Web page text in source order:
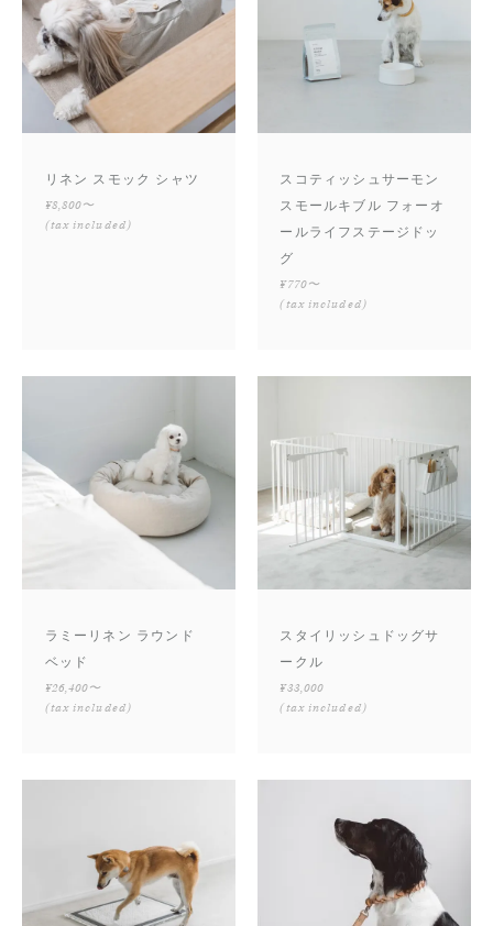
リネン スモック シャツ
¥8,800〜
(tax included)
スコティッシュサーモン
スモールキブル フォーオ
ールライフステージドッ
グ
¥770〜
(tax included)
ラミーリネン ラウンド
ベッド
¥26,400〜
(tax included)
スタイリッシュドッグサ
ークル
¥33,000
(tax included)